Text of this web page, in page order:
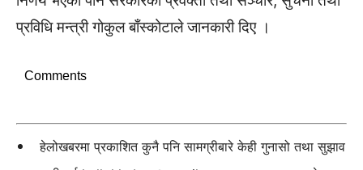
प्रविधि मन्त्री गोकुल बाँस्कोटाले जानकारी दिए ।
Comments
हेलोखबरमा प्रकाशित कुनै पनि सामग्रीबारे केही गुनासो तथा सुझाव